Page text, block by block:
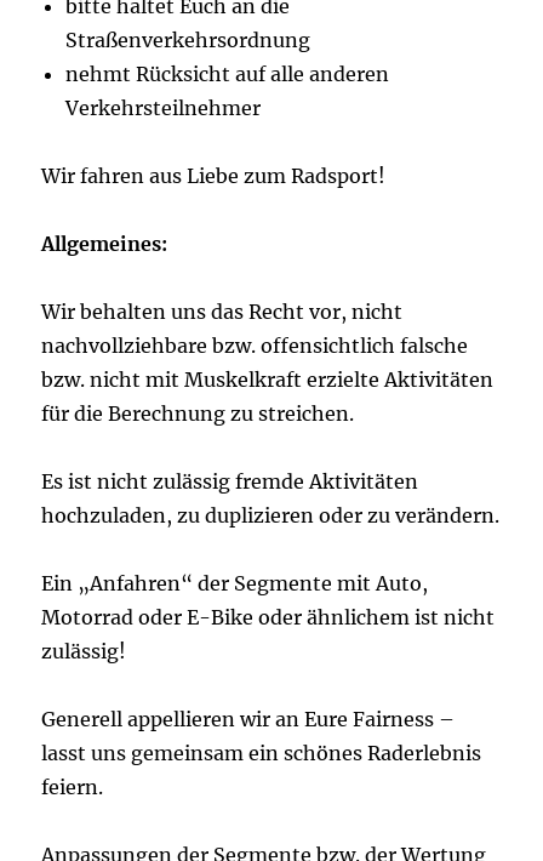
bitte haltet Euch an die
Straßenverkehrsordnung
nehmt Rücksicht auf alle anderen
Verkehrsteilnehmer
Wir fahren aus Liebe zum Radsport!
Allgemeines:
Wir behalten uns das Recht vor, nicht
nachvollziehbare bzw. offensichtlich falsche
bzw. nicht mit Muskelkraft erzielte Aktivitäten
für die Berechnung zu streichen.
Es ist nicht zulässig fremde Aktivitäten
hochzuladen, zu duplizieren oder zu verändern.
Ein „Anfahren“ der Segmente mit Auto,
Motorrad oder E-Bike oder ähnlichem ist nicht
zulässig!
Generell appellieren wir an Eure Fairness –
lasst uns gemeinsam ein schönes Raderlebnis
feiern.
Anpassungen der Segmente bzw. der Wertung